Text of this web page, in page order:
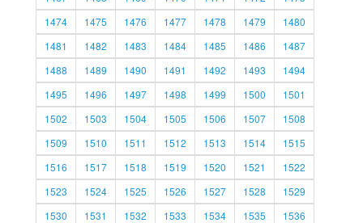
1474
1475 1476 1477 1478 1479
1480
1481
1482 1483 1484 1485 1486
1487
1488
1489 1490 1491 1492 1493
1494
1495
1496 1497 1498 1499 1500
1501
1502
1503 1504 1505 1506 1507
1508
1509
1510 1511 1512 1513 1514
1515
1516
1517 1518 1519 1520 1521
1522
1523
1524 1525 1526 1527 1528
1529
1530
1531 1532 1533 1534 1535
1536